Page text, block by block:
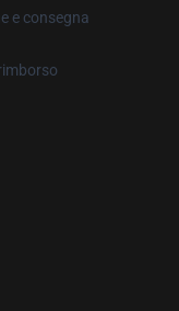
e consegna